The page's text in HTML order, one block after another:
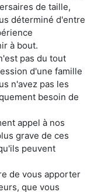
de taille,
déterminé d'entre
à bout.
pas du tout
d'une famille
n'avez pas les
besoin de
appel à nos
grave de ces
peuvent
de vous apporter
que vous